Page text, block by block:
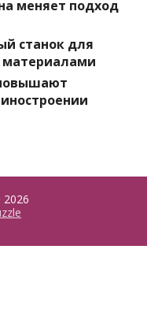
меняет подход
станок для